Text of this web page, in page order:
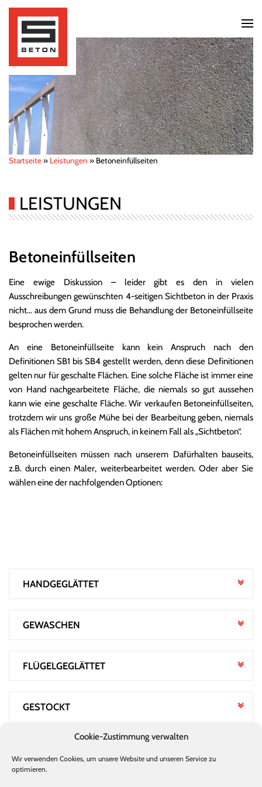
Cookie-Zustimmung verwalten
Wir verwenden Cookies, um unsere Website und unseren Service zu
optimieren.
Startseite» Leistungen » Betoneinfüllseiten
LEISTUNGEN
Betoneinfüllseiten
Eine ewige Diskussion – leider gibt es den in vielen
Ausschreibungen gewünschten 4-seitigen Sichtbeton in der Praxis
nicht… aus dem Grund muss die Behandlung der Betoneinfüllseite
besprochen werden.
An eine Betoneinfüllseite kann kein Anspruch nach den
Definitionen SB1 bis SB4 gestellt werden, denn diese Definitionen
gelten nur für geschalte Flächen. Eine solche Fläche ist immer eine
von Hand nachgearbeitete Fläche, die niemals so gut aussehen
kann wie eine geschalte Fläche. Wir verkaufen Betoneinfüllseiten,
trotzdem wir uns große Mühe bei der Bearbeitung geben, niemals
als Flächen mit hohem Anspruch, in keinem Fall als „Sichtbeton“.
Betoneinfüllseiten müssen nach unserem Dafürhalten bauseits,
z.B. durch einen Maler, weiterbearbeitet werden. Oder aber Sie
wählen eine der nachfolgenden Optionen:
HANDGEGLÄTTET
GEWASCHEN
FLÜGELGEGLÄTTET
GESTOCKT
Robert-Bosch-Straße 17-19
33178 Borchen